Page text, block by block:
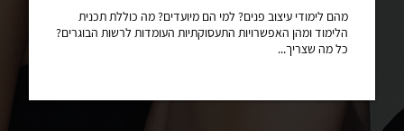
מהם לימודי עיצוב פנים? למי הם מיועדים? מה כוללת תכנית
הלימוד ומהן האפשרויות התעסוקתיות העומדות לרשות הבוגרים?
כל מה שצריך...